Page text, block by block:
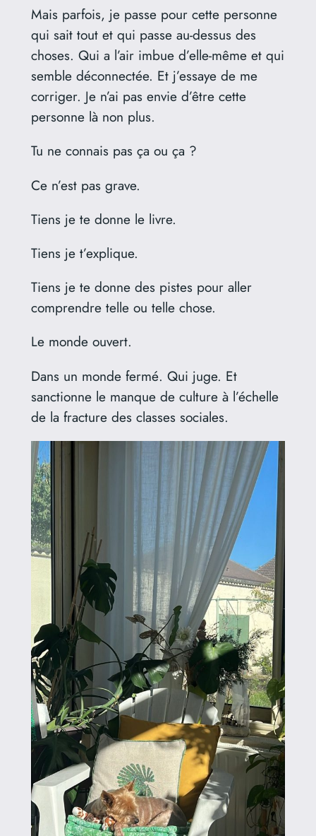
Mais parfois, je passe pour cette personne
qui sait tout et qui passe au-dessus des
choses. Qui a l’air imbue d’elle-même et qui
semble déconnectée. Et j’essaye de me
corriger. Je n’ai pas envie d’être cette
personne là non plus.
Tu ne connais pas ça ou ça ?
Ce n’est pas grave.
Tiens je te donne le livre.
Tiens je t’explique.
Tiens je te donne des pistes pour aller
comprendre telle ou telle chose.
Le monde ouvert.
Dans un monde fermé. Qui juge. Et
sanctionne le manque de culture à l’échelle
de la fracture des classes sociales.